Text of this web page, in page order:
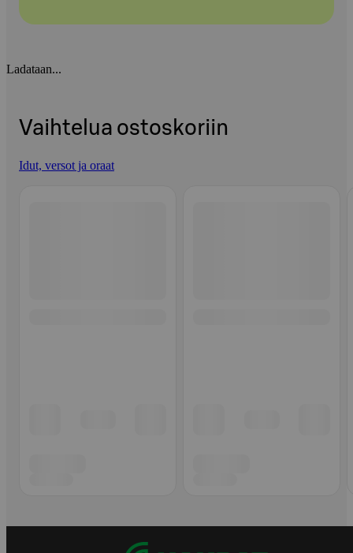
Ladataan...
Vaihtelua ostoskoriin
Idut, versot ja oraat